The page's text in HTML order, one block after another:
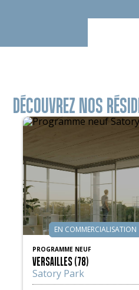
DÉCOUVREZ NOS
EN COMMERCIALISATION
PROGRAMME NEUF
VERSAILLES (78)
Satory Park